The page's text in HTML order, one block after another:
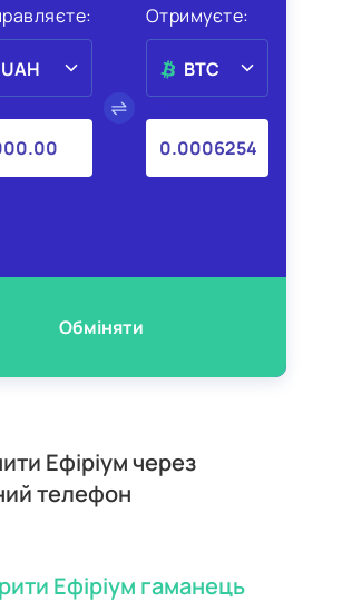
UAH
Отримуєте:
BTC
Обміняти
Ефіріум через
телефон
Ефіріум гаманець